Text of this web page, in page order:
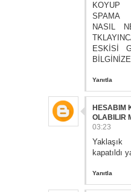
KOYUP
SPAMA
NASIL
ESKİSİ
Yanıtla
HESABIM
OLABILIR
03:23
kapatıldı
Yanıtla